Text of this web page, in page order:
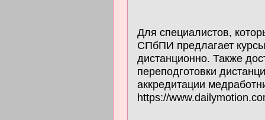
Для специалистов,
СПбПИ предлагает
дистанционно. Также
переподготовки
аккредитации
https://